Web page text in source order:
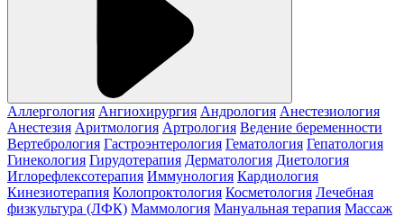
Аллергология Ангиохирургия Андрология Анестезиология
Анестезия Аритмология Артрология Ведение беременности
Вертебрология Гастроэнтерология Гематология Гепатология
Гинекология Гирудотерапия Дерматология Диетология
Иглорефлексотерапия Иммунология Кардиология
Кинезиотерапия Колопроктология Косметология Лечебная
физкультура (ЛФК) Маммология Мануальная терапия Массаж